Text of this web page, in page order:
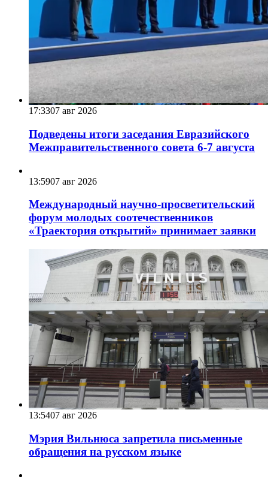
17:3307 авг 2026
Подведены итоги заседания Евразийского
Межправительственного совета 6-7 августа
13:5907 авг 2026
Международный научно-просветительский
форум молодых соотечественников
«Траектория открытий» принимает заявки
13:5407 авг 2026
Мэрия Вильнюса запретила письменные
обращения на русском языке